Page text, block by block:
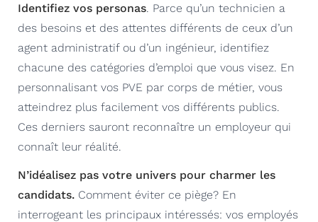
Identifiez vos personas. Parce qu’un technicien a
des besoins et des attentes différents de ceux d’un
agent administratif ou d’un ingénieur, identifiez
chacune des catégories d’emploi que vous visez. En
personnalisant vos PVE par corps de métier, vous
atteindrez plus facilement vos différents publics.
Ces derniers sauront reconnaître un employeur qui
connaît leur réalité.
N’idéalisez pas votre univers pour charmer les
candidats. Comment éviter ce piège? En
interrogeant les principaux intéressés: vos employés